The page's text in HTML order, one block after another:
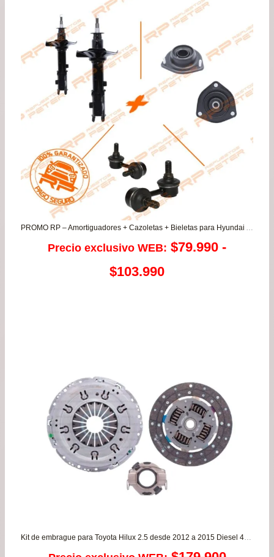
desde
$106.990
hasta
$122.990
PROMO RP – Amortiguadores + Cazoletas + Bieletas para Hyundai Accent Prime 1.3/1.5/1.6
Precio exclusivo WEB: $79.990 -
$103.990Rango
hasta
$103.990
Kit de embrague para Toyota Hilux 2.5 desde 2012 a 2015 Diesel 4×2 y 4×4 Motor 2KD